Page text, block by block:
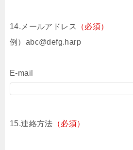
14.メールアドレス
（必須）
例）abc@defg.harp
E-mail
15.連絡方法 （必須）